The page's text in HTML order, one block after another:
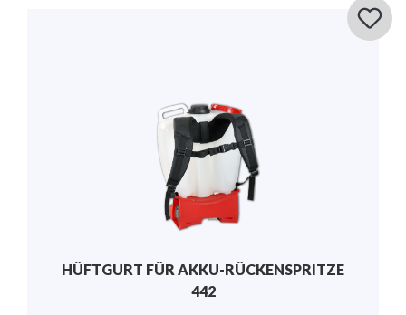
HÜFTGURT FÜR AKKU-RÜCKENSPRITZE
442